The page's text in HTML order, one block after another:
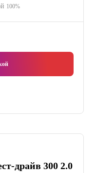
100%
драйв 300 2.0